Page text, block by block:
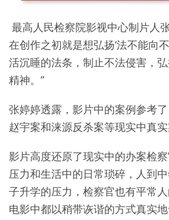
最高人民检察院影视中心制片人
在创作之初就是想弘扬‘法不能向
活沉睡的法条，制止不法侵害，
精神。”
张婷婷透露，影片中的案例参考
赵宇案和涞源反杀案等现实中真实
影片高度还原了现实中的办案检
压力和生活中的日常琐碎，人到
子升学的压力，检察官也有平常
电影中都以稍带诙谐的方式真实地